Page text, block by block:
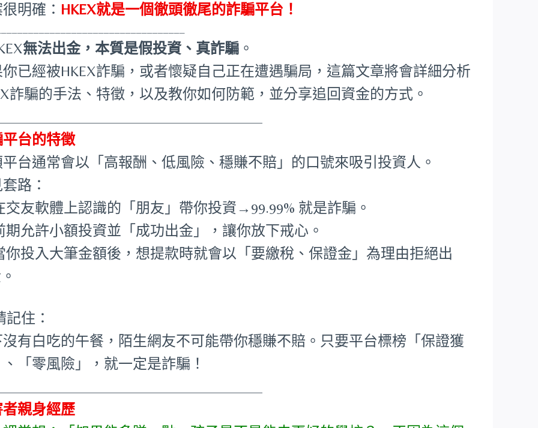
明確： HKEX就是一個徹頭徹尾的詐騙平台！
無法出金，本質是假投資、真詐騙 。
已經被HKEX詐騙，或者懷疑自己正在遭遇騙局，這篇文章將會詳細分析
詐騙的手法、特徵，以及教你如何防範，並分享追回資金的方式。
台的特徵
台通常會以「高報酬、低風險、穩賺不賠」的口號來吸引投資人。
路：
交友軟體上認識的「朋友」帶你投資→99.99% 就是詐騙。
期允許小額投資並「成功出金」，讓你放下戒心。
你投入大筆金額後，想提款時就會以「要繳稅、保證金」為理由拒絕出
記住：
有白吃的午餐，陌生網友不可能帶你穩賺不賠。只要平台標榜「保證獲
「零風險」，就一定是詐騙！
親身經歷